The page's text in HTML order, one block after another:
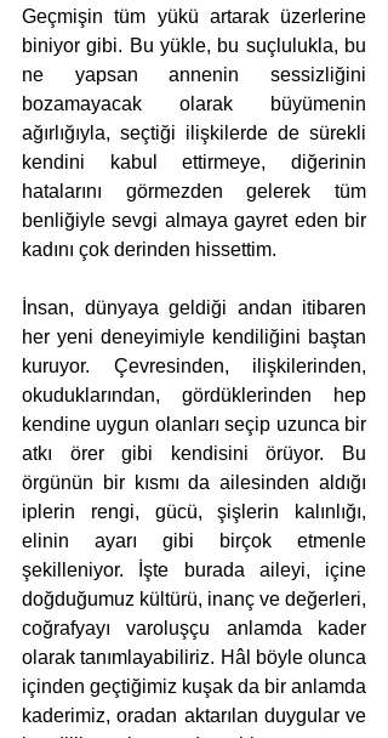
Geçmişin tüm yükü artarak üzerlerine
biniyor gibi. Bu yükle, bu suçlulukla, bu
ne yapsan annenin sessizliğini
bozamayacak olarak büyümenin
ağırlığıyla, seçtiği ilişkilerde de sürekli
kendini kabul ettirmeye, diğerinin
hatalarını görmezden gelerek tüm
benliğiyle sevgi almaya gayret eden bir
kadını çok derinden hissettim.
İnsan, dünyaya geldiği andan itibaren
her yeni deneyimiyle kendiliğini baştan
kuruyor. Çevresinden, ilişkilerinden,
okuduklarından, gördüklerinden hep
kendine uygun olanları seçip uzunca bir
atkı örer gibi kendisini örüyor. Bu
örgünün bir kısmı da ailesinden aldığı
iplerin rengi, gücü, şişlerin kalınlığı,
elinin ayarı gibi birçok etmenle
şekilleniyor. İşte burada aileyi, içine
doğduğumuz kültürü, inanç ve değerleri,
coğrafyayı varoluşçu anlamda kader
olarak tanımlayabiliriz. Hâl böyle olunca
içinden geçtiğimiz kuşak da bir anlamda
kaderimiz, oradan aktarılan duygular ve